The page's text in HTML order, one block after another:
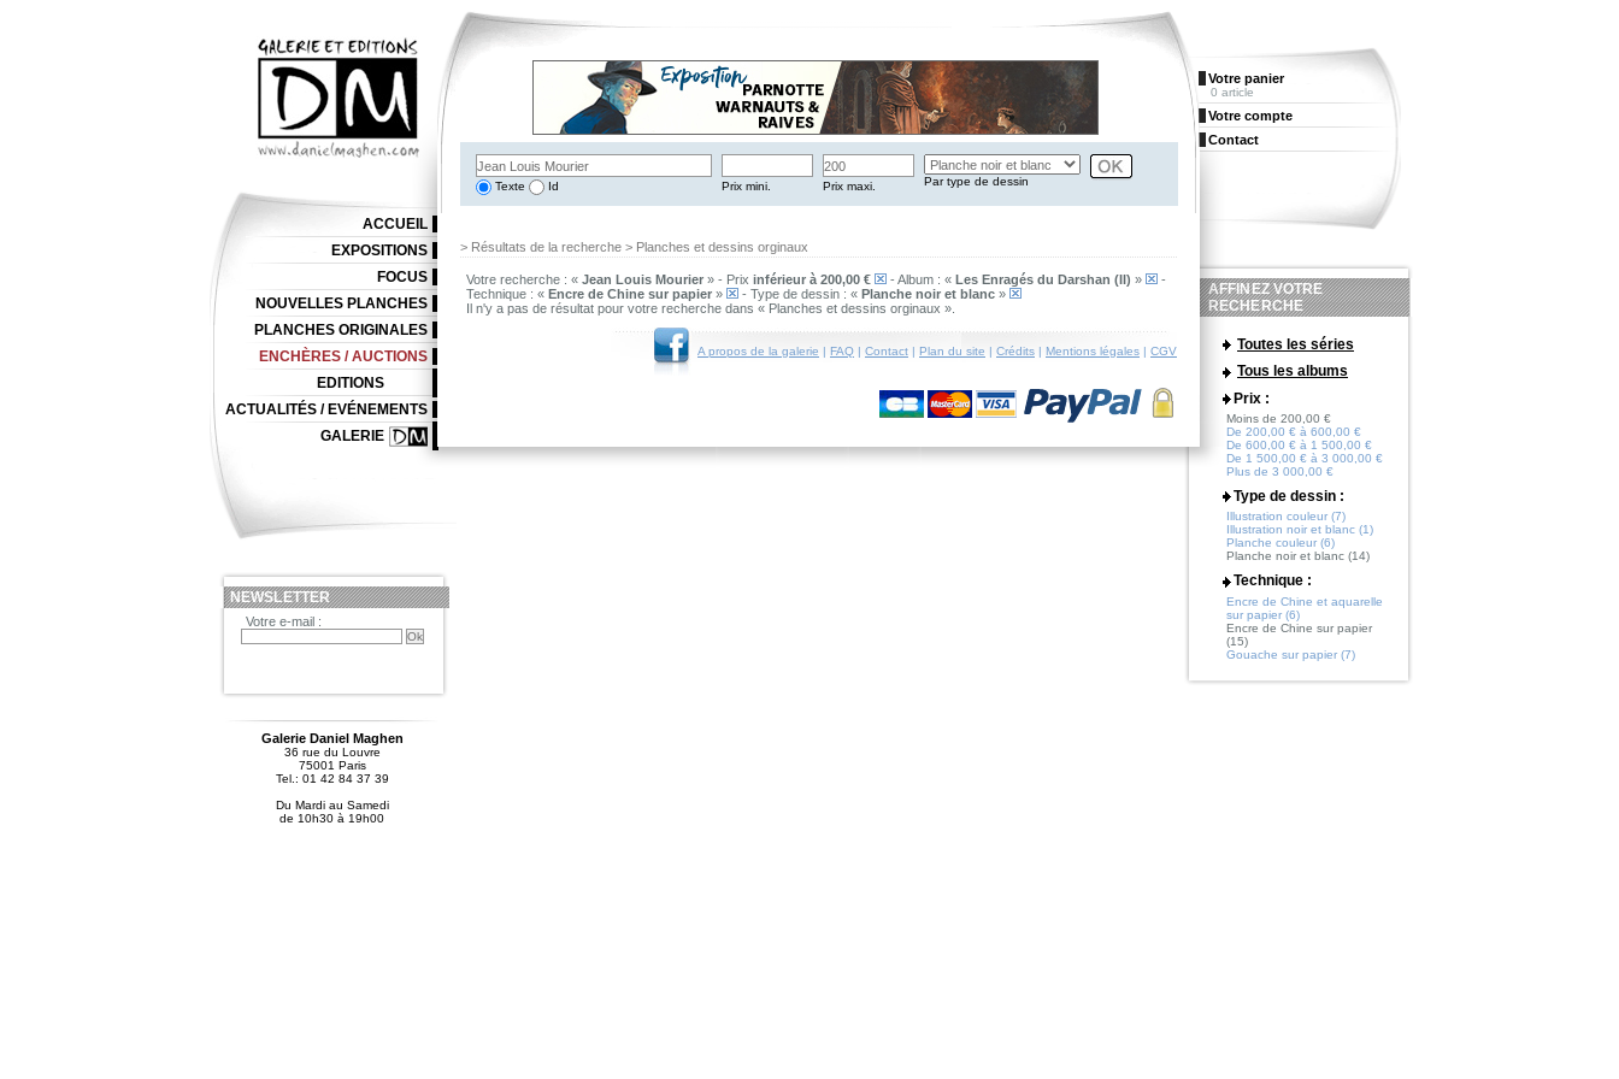
Texte Id Prix mini. Prix maxi. Par type de dessin
> Résultats de la recherche > Planches et dessins orginaux
Votre recherche : « Jean Louis Mourier » - Prix inférieur à 200,00 € - Album : « Les Enragés du Darshan (II) »
-
Technique : « Encre de Chine sur papier » - Type de dessin : « Planche noir et blanc »
Il n'y a pas de résultat pour votre recherche dans « Planches et dessins orginaux ».
A propos de la galerie | FAQ | Contact | Plan du site | Crédits | Mentions légales | CGV
ACCUEIL
EXPOSITIONS
FOCUS
NOUVELLES PLANCHES
PLANCHES ORIGINALES
ENCHÈRES / AUCTIONS
EDITIONS
ACTUALITÉS / EVÉNEMENTS
GALERIE
NEWSLETTER
Votre e-mail :
Galerie Daniel Maghen
36 rue du Louvre
75001 Paris
Tel.: 01 42 84 37 39
Du Mardi au Samedi
de 10h30 à 19h00
Votre panier
0 article
Votre compte
Contact
AFFINEZ VOTRE
RECHERCHE
Toutes les séries
Tous les albums
Prix :
Moins de 200,00 €
De 200,00 € à 600,00 €
De 600,00 € à 1 500,00 €
De 1 500,00 € à 3 000,00 €
Plus de 3 000,00 €
Type de dessin :
Illustration couleur (7)
Illustration noir et blanc (1)
Planche couleur (6)
Planche noir et blanc (14)
Technique :
Encre de Chine et aquarelle
sur papier (6)
Encre de Chine sur papier
(15)
Gouache sur papier (7)